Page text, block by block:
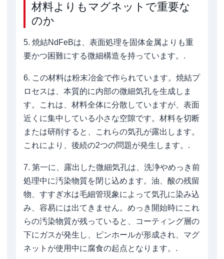
材料よりもマグネットで重要な
のか
5. 焼結NdFeBは、表面処理を固体金属よりも重
要かつ困難にする微細構造を持っています。.
6. この材料は粉末冶金で作られています。焼結プ
ロセスは、本質的に内部の微細気孔を生成しま
す。これは、材料全体に分散していますが、表面
近くに集中している小さな空隙です。材料を切断
または研削すると、これらの気孔が露出します。
これにより、後続の2つの問題が発生します。.
7. 第一に、露出した微細気孔は、洗浄やめっき前
処理中に汚染物質を閉じ込めます。油、酸の残留
物、すすぎ水は毛細管現象によって気孔に染み込
み、容易には出てきません。めっき開始時にこれ
らの汚染物質が残っていると、コーティング層の
下にガスが発生し、ピンホールが形成され、マグ
ネットが使用中に腐食の起点となります。.